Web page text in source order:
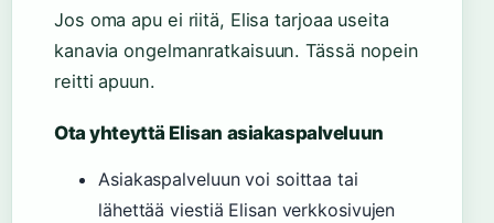
Jos oma apu ei riitä, Elisa tarjoaa useita
kanavia ongelmanratkaisuun. Tässä nopein
reitti apuun.
Ota yhteyttä Elisan asiakaspalveluun
Asiakaspalveluun voi soittaa tai
lähettää viestiä Elisan verkkosivujen